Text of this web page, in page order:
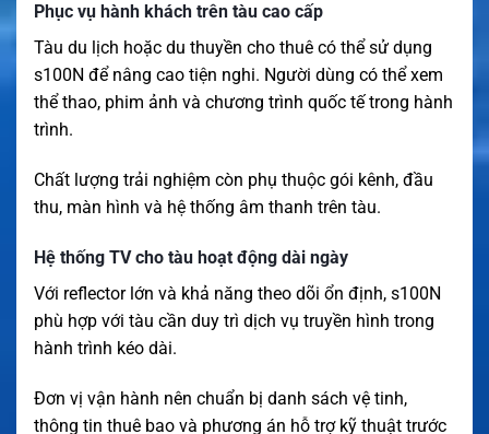
Phục vụ hành khách trên tàu cao cấp
Tàu du lịch hoặc du thuyền cho thuê có thể sử dụng
s100N để nâng cao tiện nghi. Người dùng có thể xem
thể thao, phim ảnh và chương trình quốc tế trong hành
trình.
Chất lượng trải nghiệm còn phụ thuộc gói kênh, đầu
thu, màn hình và hệ thống âm thanh trên tàu.
Hệ thống TV cho tàu hoạt động dài ngày
Với reflector lớn và khả năng theo dõi ổn định, s100N
phù hợp với tàu cần duy trì dịch vụ truyền hình trong
hành trình kéo dài.
Đơn vị vận hành nên chuẩn bị danh sách vệ tinh,
thông tin thuê bao và phương án hỗ trợ kỹ thuật trước